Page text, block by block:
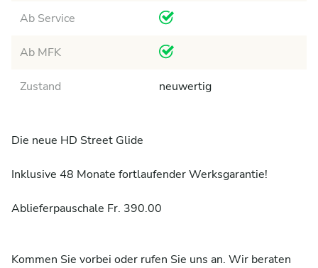
Ab Service
Ab MFK
Zustand neuwertig
Die neue HD Street Glide
Inklusive 48 Monate fortlaufender Werksgarantie!
Ablieferpauschale Fr. 390.00
Kommen Sie vorbei oder rufen Sie uns an. Wir beraten